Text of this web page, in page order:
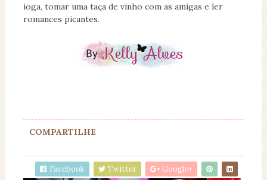
ioga, tomar uma taça de vinho com as amigas e ler
romances picantes.
COMPARTILHE
Facebook Twitter Google+